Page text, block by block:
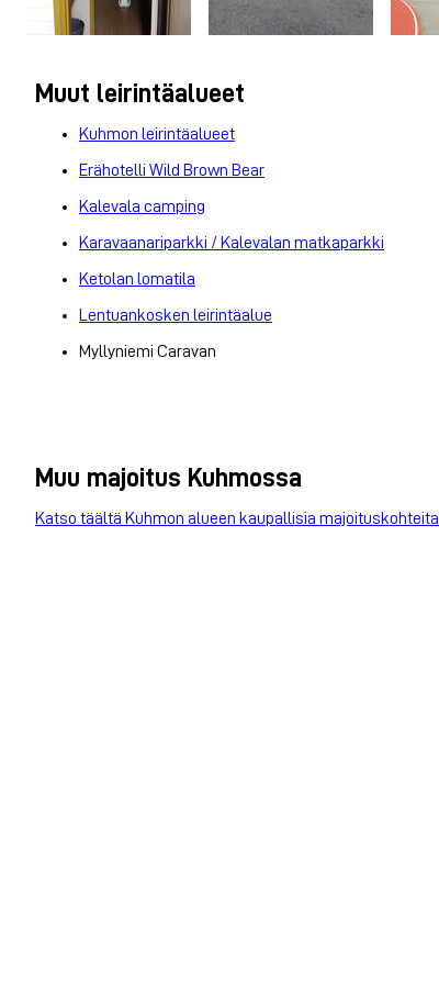
Muut leirintäalueet
Kuhmon leirintäalueet
Erähotelli Wild Brown Bear
Kalevala camping
Karavaanariparkki / Kalevalan matkaparkki
Ketolan lomatila
Lentuankosken leirintäalue
Myllyniemi Caravan
Muu majoitus Kuhmossa
Katso täältä Kuhmon alueen kaupallisia majoituskohteita.